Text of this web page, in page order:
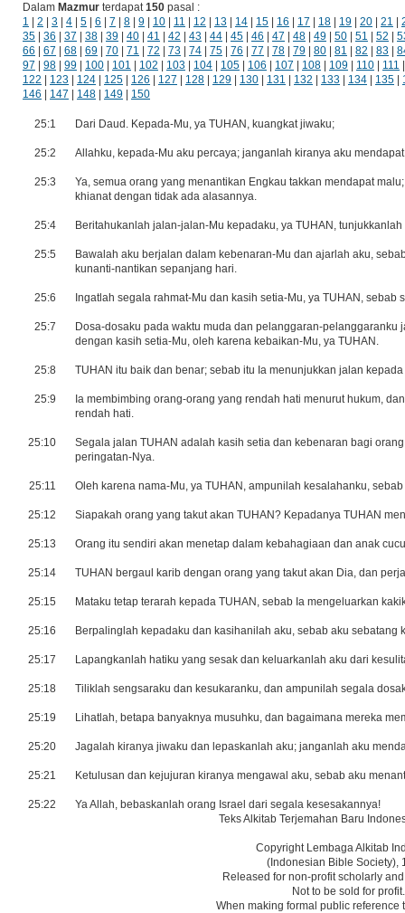
Dalam Mazmur terdapat150 pasal :
1
2 3 4 5 6 7 8 9 10 11 12 13 14 15 16 17 18 19 20 21
35
36 37 38 39 40 41 42 43 44 45 46 47 48 49 50 51 52
66
67 68 69 70 71 72 73 74 75 76 77 78 79 80 81 82 83
97
98 99 100 101 102 103 104 105 106 107 108 109 110 111
122
123 124 125 126 127 128 129 130 131 132 133 134 135
146
147 148 149 150
25:1 Dari Daud. Kepada-Mu, ya TUHAN, kuangkat jiwaku;
25:2 Allahku, kepada-Mu aku percaya; janganlah kiranya aku
25:3
Ya, semua orang yang menantikan Engkau takkan mendapat
khianat dengan tidak ada alasannya.
25:4 Beritahukanlah jalan-jalan-Mu kepadaku, ya TUHAN,
25:5
Bawalah aku berjalan dalam kebenaran-Mu dan ajarlah aku,
kunanti-nantikan sepanjang hari.
25:6 Ingatlah segala rahmat-Mu dan kasih setia-Mu, ya TUHAN,
25:7
Dosa-dosaku pada waktu muda dan pelanggaran-
dengan kasih setia-Mu, oleh karena kebaikan-Mu, ya TUHAN.
25:8 TUHAN itu baik dan benar; sebab itu Ia menunjukkan jalan
25:9
Ia membimbing orang-orang yang rendah hati menurut hukum,
rendah hati.
25:10
Segala jalan TUHAN adalah kasih setia dan kebenaran bagi
peringatan-Nya.
25:11 Oleh karena nama-Mu, ya TUHAN, ampunilah kesalahanku,
25:12 Siapakah orang yang takut akan TUHAN? Kepadanya TUHAN
25:13 Orang itu sendiri akan menetap dalam kebahagiaan dan anak
25:14 TUHAN bergaul karib dengan orang yang takut akan Dia, dan
25:15 Mataku tetap terarah kepada TUHAN, sebab Ia mengeluarkan
25:16 Berpalinglah kepadaku dan kasihanilah aku, sebab aku sebatang
25:17 Lapangkanlah hatiku yang sesak dan keluarkanlah aku dari
25:18 Tiliklah sengsaraku dan kesukaranku, dan ampunilah segala
25:19 Lihatlah, betapa banyaknya musuhku, dan bagaimana mereka
25:20 Jagalah kiranya jiwaku dan lepaskanlah aku; janganlah aku
25:21 Ketulusan dan kejujuran kiranya mengawal aku, sebab aku
25:22
Ya Allah, bebaskanlah orang Israel dari segala kesesakannya!
Teks Alkitab Terjemahan Baru
Copyright Lembaga Alkitab
(Indonesian Bible Society),
Released for non-profit scholarly
Not to be sold for profit.
When making formal public reference